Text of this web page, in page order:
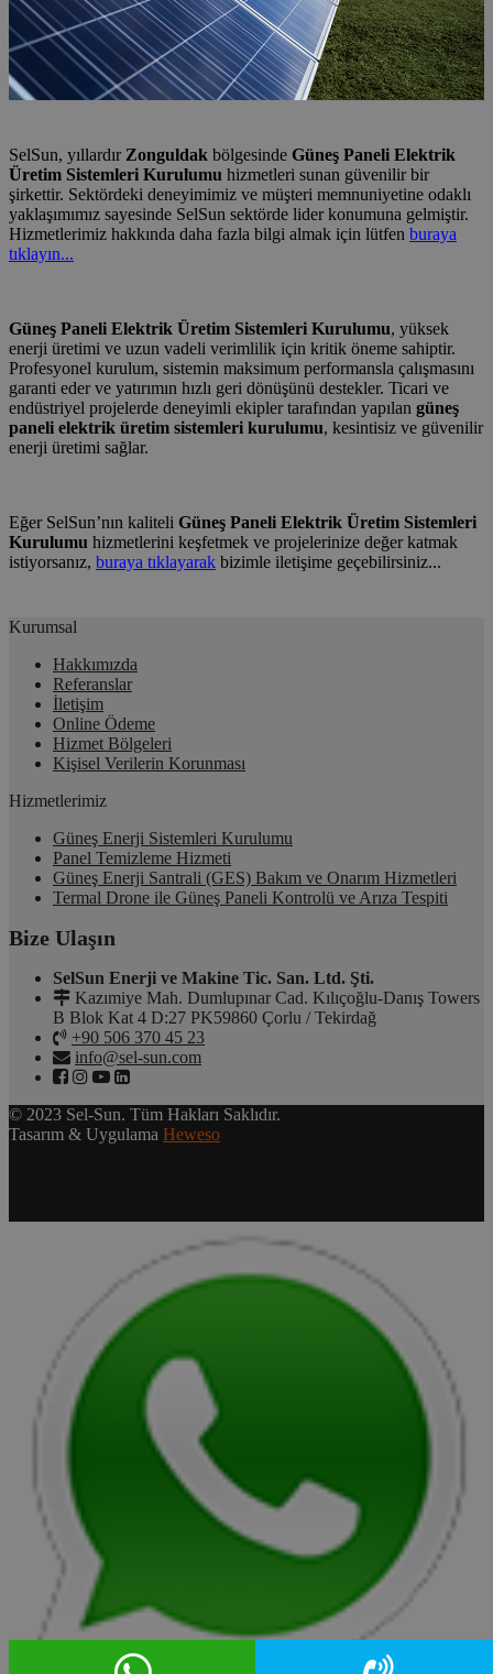
SelSun, yıllardır Zonguldak bölgesinde Güneş Paneli Elektrik
Üretim Sistemleri Kurulumu hizmetleri sunan güvenilir bir
şirkettir. Sektördeki deneyimimiz ve müşteri memnuniyetine odaklı
yaklaşımımız sayesinde SelSun sektörde lider konumuna gelmiştir.
Hizmetlerimiz hakkında daha fazla bilgi almak için lütfen buraya
tıklayın...
Güneş Paneli Elektrik Üretim Sistemleri Kurulumu, yüksek
enerji üretimi ve uzun vadeli verimlilik için kritik öneme sahiptir.
Profesyonel kurulum, sistemin maksimum performansla çalışmasını
garanti eder ve yatırımın hızlı geri dönüşünü destekler. Ticari ve
endüstriyel projelerde deneyimli ekipler tarafından yapılan güneş
paneli elektrik üretim sistemleri kurulumu, kesintisiz ve güvenilir
enerji üretimi sağlar.
Eğer SelSun’nın kaliteli Güneş Paneli Elektrik Üretim Sistemleri
Kurulumu hizmetlerini keşfetmek ve projelerinize değer katmak
istiyorsanız, buraya tıklayarak bizimle iletişime geçebilirsiniz...
Kurumsal
Hakkımızda
Referanslar
İletişim
Online Ödeme
Hizmet Bölgeleri
Kişisel Verilerin Korunması
Hizmetlerimiz
Güneş Enerji Sistemleri Kurulumu
Panel Temizleme Hizmeti
Güneş Enerji Santrali (GES) Bakım ve Onarım Hizmetleri
Termal Drone ile Güneş Paneli Kontrolü ve Arıza Tespiti
Bize Ulaşın
SelSun Enerji ve Makine Tic. San. Ltd. Şti.
Kazımiye Mah. Dumlupınar Cad. Kılıçoğlu-Danış Towers
B Blok Kat 4 D:27 PK59860 Çorlu / Tekirdağ
+90 506 370 45 23
info@sel-sun.com
© 2023 Sel-Sun. Tüm Hakları Saklıdır.
Tasarım & Uygulama Heweso